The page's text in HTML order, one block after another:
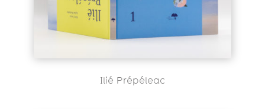
Ilié Prépéleac